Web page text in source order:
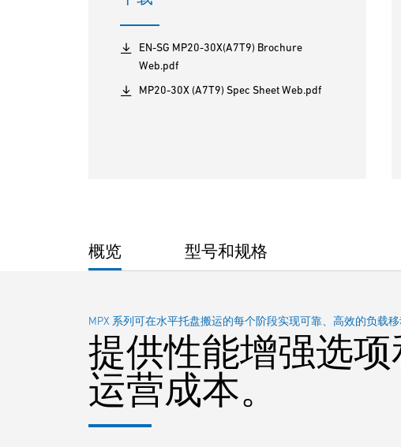
EN-SG MP20-30X(A7T9) Brochure
Web.pdf
MP20-30X (A7T9) Spec Sheet Web.pdf
概览 型号和规格
MPX 系列可在水平托盘搬运的每个阶段实现可靠、高效的负载
提供性能增强选
运营成本。